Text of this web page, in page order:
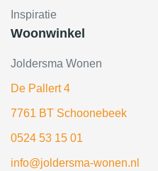
Inspiratie
Woonwinkel
Joldersma Wonen
De Pallert 4
7761 BT Schoonebeek
0524 53 15 01
info@joldersma-wonen.nl